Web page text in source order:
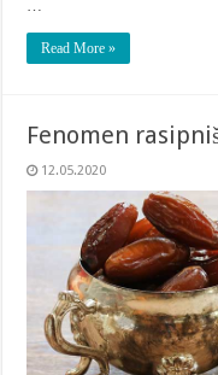
…
Read More »
Fenomen
12.05.2020